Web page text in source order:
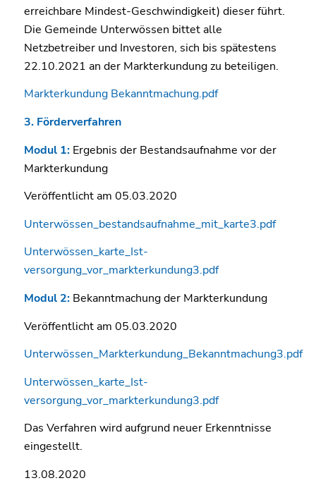
erreichbare Mindest-Geschwindigkeit) dieser führt.
Die Gemeinde Unterwössen bittet alle
Netzbetreiber und Investoren, sich bis spätestens
22.10.2021 an der Markterkundung zu beteiligen.
Markterkundung Bekanntmachung.pdf
3. Förderverfahren
Modul 1:Ergebnis der Bestandsaufnahme vor der
Markterkundung
Veröffentlicht am 05.03.2020
Unterwössen_bestandsaufnahme_mit_karte3.pdf
Unterwössen_karte_Ist-
versorgung_vor_markterkundung3.pdf
Modul 2:Bekanntmachung der Markterkundung
Veröffentlicht am 05.03.2020
Unterwössen_Markterkundung_Bekanntmachung3.pdf
Unterwössen_karte_Ist-
versorgung_vor_markterkundung3.pdf
Das Verfahren wird aufgrund neuer Erkenntnisse
eingestellt.
13.08.2020